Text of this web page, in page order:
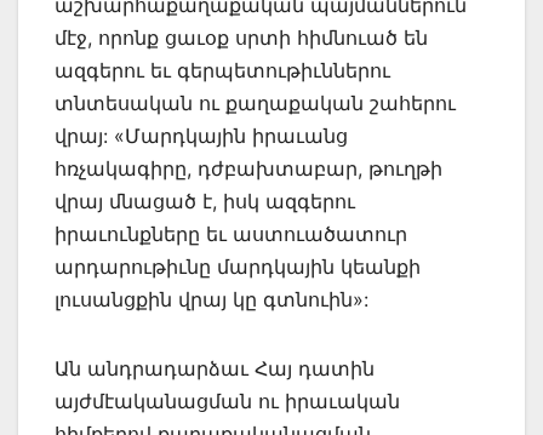
մէջ, որոնք ցաւօք սրտի հիմնուած են
ազգերու եւ գերպետութիւններու
տնտեսական ու քաղաքական շահերու
վրայ: «Մարդկային իրաւանց
հռչակագիրը, դժբախտաբար, թուղթի
վրայ մնացած է, իսկ ազգերու
իրաւունքները եւ աստուածատուր
արդարութիւնը մարդկային կեանքի
լուսանցքին վրայ կը գտնուին»:
Ան անդրադարձաւ Հայ դատին
այժմէականացման ու իրաւական